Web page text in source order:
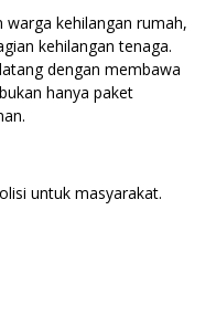
warga kehilangan rumah,
kehilangan tenaga.
dengan membawa
hanya paket
untuk masyarakat.